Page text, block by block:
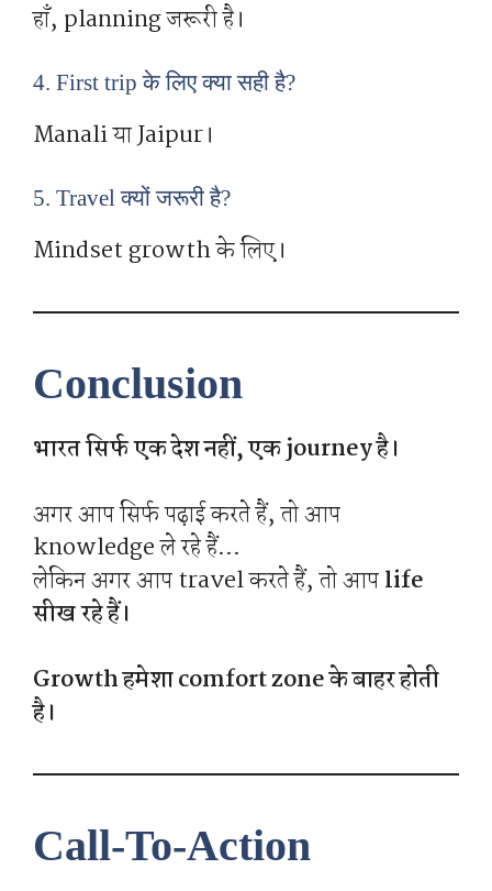
हाँ, planning जरूरी है।
4. First trip के लिए क्या सही है?
Manali या Jaipur।
5. Travel क्यों जरूरी है?
Mindset growth के लिए।
Conclusion
भारत सिर्फ एक देश नहीं, एक journey है।
अगर आप सिर्फ पढ़ाई करते हैं, तो आप
knowledge ले रहे हैं…
लेकिन अगर आप travel करते हैं, तो आपlife
सीख रहे हैं।
Growth हमेशा comfort zone के बाहर होती
है।
Call-To-Action